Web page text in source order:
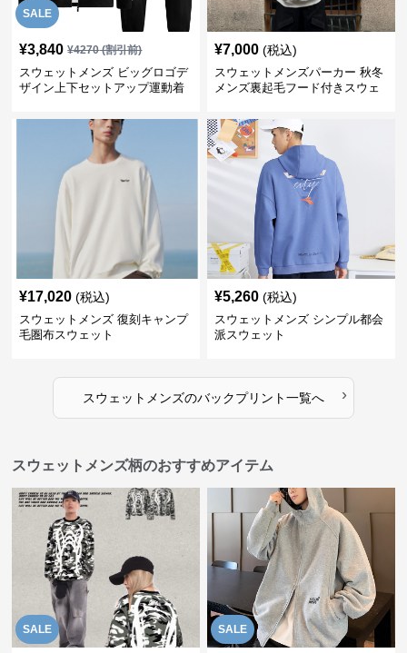
SALE
¥3,840 ¥4270(割引前)
スウェットメンズ ビッグロゴデ
ザイン上下セットアップ運動着
¥7,000 (税込)
スウェットメンズパーカー 秋冬
メンズ裏起毛フード付きスウェ
¥17,020 (税込)
スウェットメンズ 復刻キャンプ
毛圏布スウェット
¥5,260 (税込)
スウェットメンズ シンプル都会
派スウェット
スウェットメンズのバックプリント一覧へ ›
スウェットメンズ柄のおすすめアイテム
SALE SALE